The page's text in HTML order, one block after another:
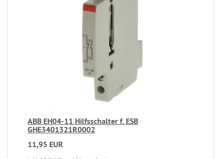
ABB EH04-11 Hilfsschalter f. ESB
GHE3401321R0002
11,95 EUR